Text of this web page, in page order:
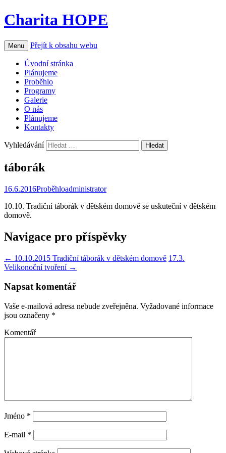
Charita HOPE
Menu Přejít k obsahu webu
Úvodní stránka
Plánujeme
Proběhlo
Programy
Galerie
O nás
Plánujeme
Kontakty
Vyhledávání
táborák
16.6.2016Proběhloadministrator
10.10. Tradiční táborák v dětském domově se uskuteční v dětském
domově.
Navigace pro příspěvky
← 10.10.2015 Tradiční táborák v dětském domově 17.3.
Velikonoční tvoření →
Napsat komentář
Vaše e-mailová adresa nebude zveřejněna. Vyžadované informace
jsou označeny *
Komentář
Jméno *
E-mail *